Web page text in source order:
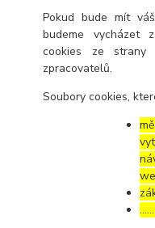
Pokud bude mít
budeme vycházet
cookies ze strany
zpracovatelů.
Soubory cookies,